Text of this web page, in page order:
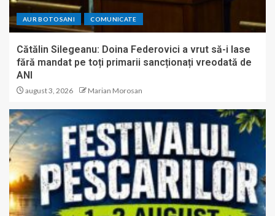
AUR BOTOSANI COMUNICATE
Cătălin Silegeanu: Doina Federovici a vrut să-i lase
fără mandat pe toți primarii sancționați vreodată de
ANI
august 3, 2026 Marian Morosan